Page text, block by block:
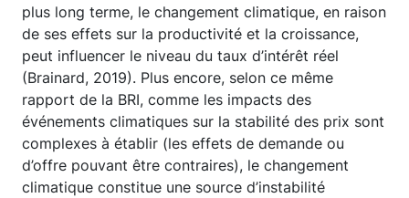
plus long terme, le changement climatique, en raison
de ses effets sur la productivité et la croissance,
peut influencer le niveau du taux d’intérêt réel
(Brainard, 2019). Plus encore, selon ce même
rapport de la BRI, comme les impacts des
événements climatiques sur la stabilité des prix sont
complexes à établir (les effets de demande ou
d’offre pouvant être contraires), le changement
climatique constitue une source d’instabilité